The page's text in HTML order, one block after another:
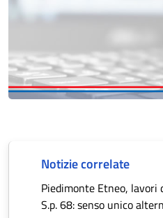
Notizie correlate
Piedimonte Etneo,
S.p. 68: senso unico